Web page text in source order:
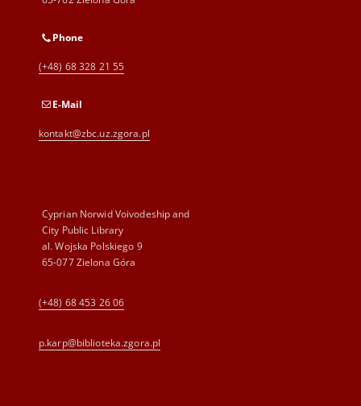
Phone
(+48) 68 328 21 55
E-Mail
kontakt@zbc.uz.zgora.pl
Cyprian Norwid Voivodeship and
City Public Library
al. Wojska Polskiego 9
65-077 Zielona Góra
(+48) 68 453 26 06
p.karp@biblioteka.zgora.pl